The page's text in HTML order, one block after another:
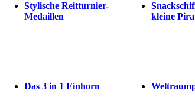
Stylische Reitturnier-
Medaillen
Das 3 in 1 Einhorn
kleine